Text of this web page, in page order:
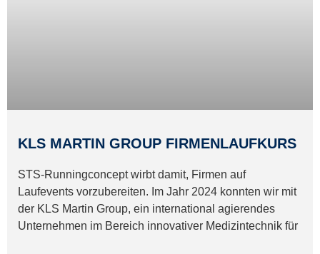
KLS MARTIN GROUP FIRMENLAUFKURS
STS-Runningconcept wirbt damit, Firmen auf
Laufevents vorzubereiten. Im Jahr 2024 konnten wir mit
der KLS Martin Group, ein international agierendes
Unternehmen im Bereich innovativer Medizintechnik für